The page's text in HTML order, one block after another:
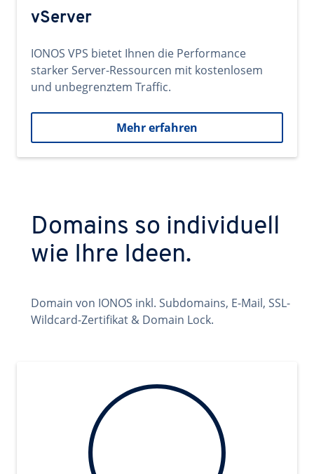
vServer
IONOS VPS bietet Ihnen die Performance
starker Server-Ressourcen mit kostenlosem
und unbegrenztem Traffic.
Mehr erfahren
Domains so individuell
wie Ihre Ideen.
Domain von IONOS inkl. Subdomains, E-Mail, SSL-
Wildcard-Zertifikat & Domain Lock.